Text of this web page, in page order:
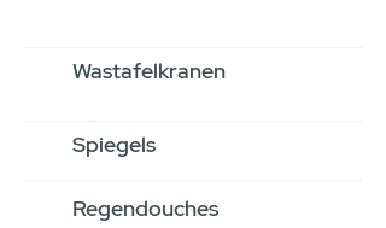
Wastafelkranen
Spiegels
Regendouches